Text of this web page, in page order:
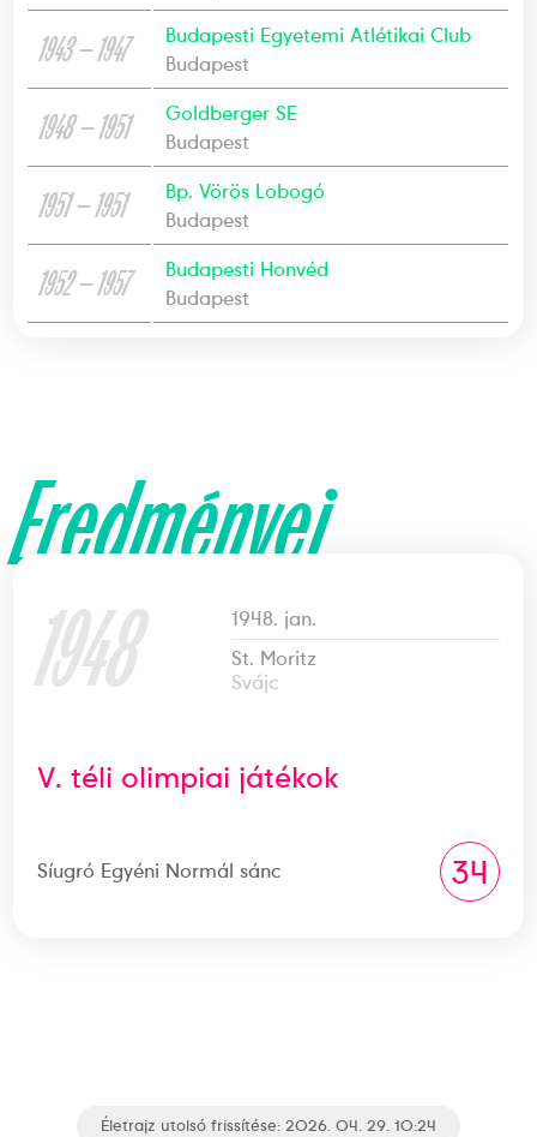
1943 — 1947
Budapesti Egyetemi Atlétikai Club
Budapest
1948 — 1951
Goldberger SE
Budapest
1951 — 1951
Bp. Vörös Lobogó
Budapest
1952 — 1957
Budapesti Honvéd
Budapest
Eredményei
1948
1948. jan.
St. Moritz
Svájc
V. téli olimpiai játékok
Síugró Egyéni Normál sánc 34
Életrajz utolsó frissítése: 2026. 04. 29. 10:24